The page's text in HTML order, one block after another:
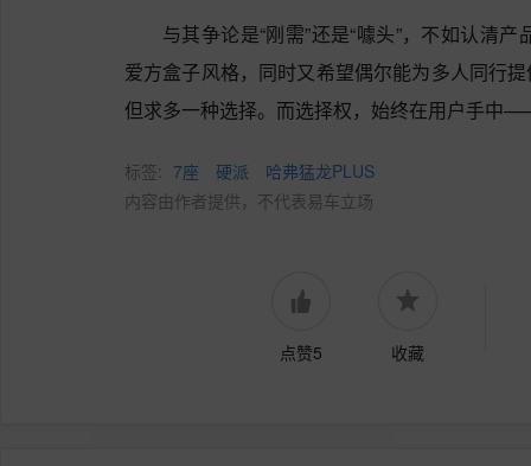
与其争论是“刚需”还是“噱头”，不如认清
爱方盒子风格，同时又希望偶尔能为多人同行
但求多一种选择。而选择权，始终在用户手中
标签: 7座 硬派
哈弗猛龙PLUS
内容由作者提供，不代表易车立场
点赞5 收藏